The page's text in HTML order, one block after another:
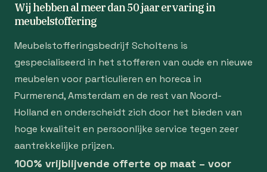
Wij hebben al meer dan 50 jaar ervaring in
meubelstoffering
Meubelstofferingsbedrijf Scholtens is
gespecialiseerd in het stofferen van oude en nieuwe
meubelen voor particulieren en horeca in
Purmerend, Amsterdam en de rest van Noord-
Holland en onderscheidt zich door het bieden van
hoge kwaliteit en persoonlijke service tegen zeer
aantrekkelijke prijzen.
100% vrijblijvende offerte op maat – voor